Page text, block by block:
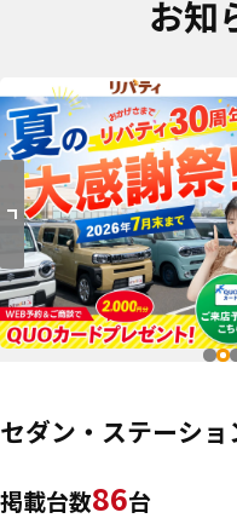
お知
セダン・ステーショ
掲載台数86台